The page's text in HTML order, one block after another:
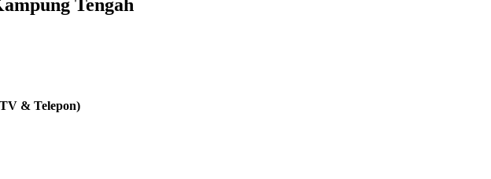
Tengah
& Telepon)